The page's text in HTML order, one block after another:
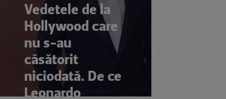
Vedetele de la
Hollywood care
nu s-au
căsătorit
niciodată. De ce
Leonardo